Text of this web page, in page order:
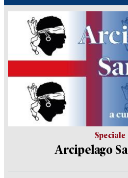
Speciale
Arcipelago